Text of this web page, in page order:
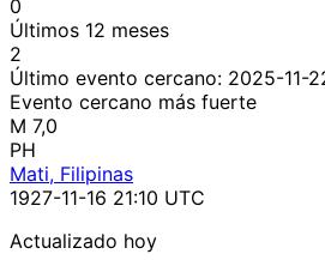
0
Últimos 12 meses
2
Último evento cercano: 2025-11-
Evento cercano más fuerte
M 7,0
PH
Mati, Filipinas
1927-11-16 21:10 UTC
Actualizado hoy